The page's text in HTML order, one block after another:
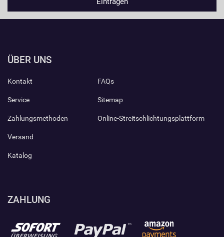
ÜBER UNS
Kontakt
Service
Zahlungsmethoden
Versand
Katalog
FAQs
Sitemap
Online-Streitschlichtungsplattform
ZAHLUNG